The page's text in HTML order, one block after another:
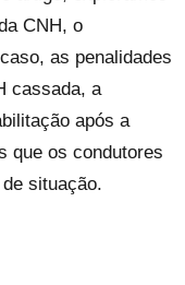
CNH, o
as penalidades
cassada, a
após a
que os condutores
situação.